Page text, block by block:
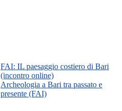
FAI: IL paesaggio costiero di Bari
(incontro online)
Archeologia a Bari tra passato e
presente (FAI)